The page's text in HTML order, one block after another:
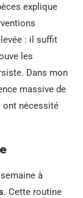
explique
: il suffit
les
Dans mon
massive de
ont nécessité
à
. Cette routine